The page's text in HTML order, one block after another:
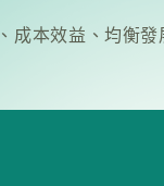
成本效益、均衡